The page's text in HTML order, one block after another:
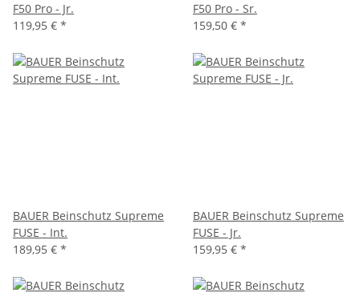
F50 Pro - Jr.
119,95 € *
F50 Pro - Sr.
159,50 € *
BAUER Beinschutz Supreme
FUSE - Int.
189,95 € *
BAUER Beinschutz Supreme
FUSE - Jr.
159,95 € *